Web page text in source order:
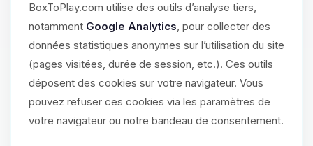
BoxToPlay.com utilise des outils d’analyse tiers,
notamment Google Analytics, pour collecter des
données statistiques anonymes sur l’utilisation du site
(pages visitées, durée de session, etc.). Ces outils
déposent des cookies sur votre navigateur. Vous
pouvez refuser ces cookies via les paramètres de
votre navigateur ou notre bandeau de consentement.